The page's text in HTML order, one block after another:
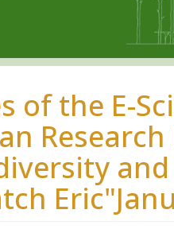
of the E-
and